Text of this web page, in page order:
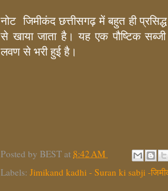
नोट जिमीकंद छत्तीसगढ़ में बहुत ही
से खाया जाता है। यह एक पौष्टिक
लवण से भरी हुई है।
Posted by BEST at 8:42 AM
Labels: Jimikand kadhi - Suran ki sabji -